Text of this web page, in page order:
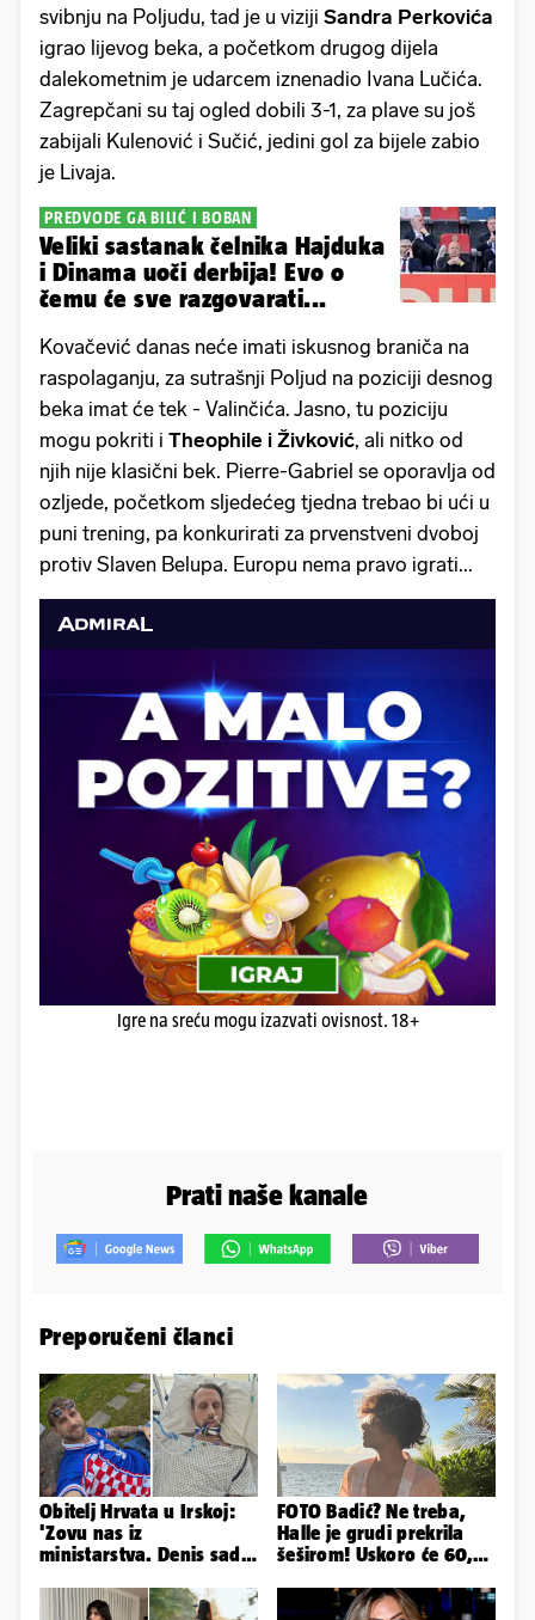
svibnju na Poljudu, tad je u viziji Sandra Perkovića
igrao lijevog beka, a početkom drugog dijela
dalekometnim je udarcem iznenadio Ivana Lučića.
Zagrepčani su taj ogled dobili 3-1, za plave su još
zabijali Kulenović i Sučić, jedini gol za bijele zabio
je Livaja.
PREDVODE GA BILIĆ I BOBAN
Veliki sastanak čelnika Hajduka
i Dinama uoči derbija! Evo o
čemu će sve razgovarati...
Kovačević danas neće imati iskusnog braniča na
raspolaganju, za sutrašnji Poljud na poziciji desnog
beka imat će tek - Valinčića. Jasno, tu poziciju
mogu pokriti i Theophile i Živković, ali nitko od
njih nije klasični bek. Pierre-Gabriel se oporavlja od
ozljede, početkom sljedećeg tjedna trebao bi ući u
puni trening, pa konkurirati za prvenstveni dvoboj
protiv Slaven Belupa. Europu nema pravo igrati...
Igre na sreću mogu izazvati ovisnost. 18+
Prati naše kanale
Preporučeni članci
Obitelj Hrvata u Irskoj:
'Zovu nas iz
ministarstva. Denis sada
nas je'
FOTO Badić? Ne treba,
Halle je grudi prekrila
šeširom! Uskoro će 60,